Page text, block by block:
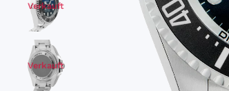
Verkauft
Verkauft